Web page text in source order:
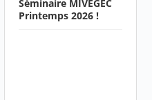
Séminaire MIVEGEC
Printemps 2026 !